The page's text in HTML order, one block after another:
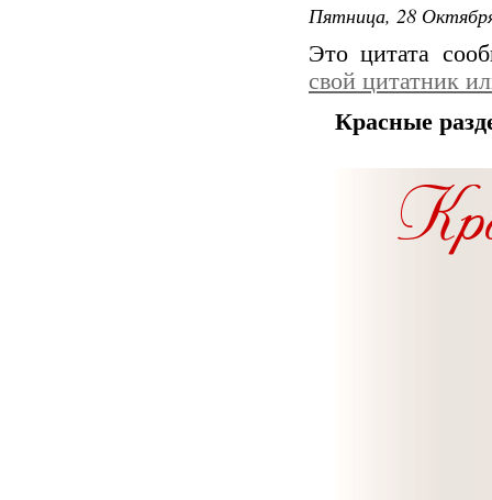
Пятница, 28
Это цитата
свой цитатник
Красные